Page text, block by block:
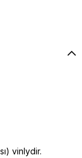
vinlydir.